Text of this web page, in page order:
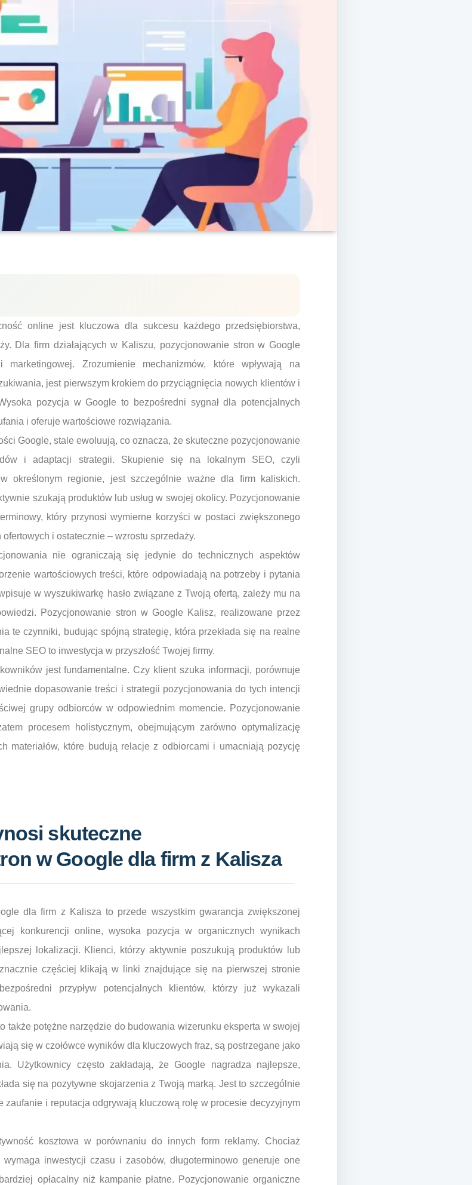
online jest kluczowa dla sukcesu każdego przedsiębiorstwa,
Dla firm działających w Kaliszu, pozycjonowanie stron w Google
Zrozumienie mechanizmów, które wpływają na
jest pierwszym krokiem do przyciągnięcia nowych klientów i
pozycja w Google to bezpośredni sygnał dla potencjalnych
i oferuje wartościowe rozwiązania.
Google, stale ewoluują, co oznacza, że skuteczne pozycjonowanie
i adaptacji strategii. Skupienie się na lokalnym SEO, czyli
określonym regionie, jest szczególnie ważne dla firm kaliskich.
szukają produktów lub usług w swojej okolicy. Pozycjonowanie
który przynosi wymierne korzyści w postaci zwiększonego
i ostatecznie – wzrostu sprzedaży.
nie ograniczają się jedynie do technicznych aspektów
wartościowych treści, które odpowiadają na potrzeby i pytania
w wyszukiwarkę hasło związane z Twoją ofertą, zależy mu na
Pozycjonowanie stron w Google Kalisz, realizowane przez
te czynniki, budując spójną strategię, która przekłada się na realne
SEO to inwestycja w przyszłość Twojej firmy.
jest fundamentalne. Czy klient szuka informacji, porównuje
dopasowanie treści i strategii pozycjonowania do tych intencji
grupy odbiorców w odpowiednim momencie. Pozycjonowanie
procesem holistycznym, obejmującym zarówno optymalizację
materiałów, które budują relacje z odbiorcami i umacniają pozycję
skuteczne
w Google dla firm z Kalisza
dla firm z Kalisza to przede wszystkim gwarancja zwiększonej
konkurencji online, wysoka pozycja w organicznych wynikach
lokalizacji. Klienci, którzy aktywnie poszukują produktów lub
częściej klikają w linki znajdujące się na pierwszej stronie
przypływ potencjalnych klientów, którzy już wykazali
także potężne narzędzie do budowania wizerunku eksperta w swojej
się w czołówce wyników dla kluczowych fraz, są postrzegane jako
Użytkownicy często zakładają, że Google nagradza najlepsze,
się na pozytywne skojarzenia z Twoją marką. Jest to szczególnie
zaufanie i reputacja odgrywają kluczową rolę w procesie decyzyjnym
kosztowa w porównaniu do innych form reklamy. Chociaż
inwestycji czasu i zasobów, długoterminowo generuje one
opłacalny niż kampanie płatne. Pozycjonowanie organiczne